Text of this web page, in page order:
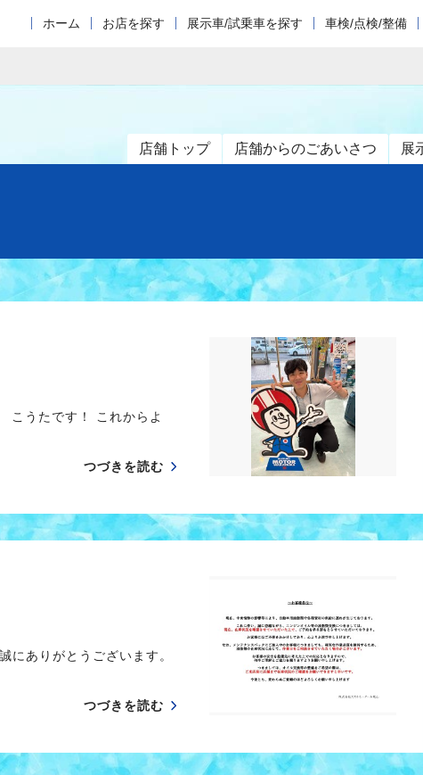
ホーム お店を探す 展示車/試乗車を探す 車検/点検/整備
店舗トップ 店舗からのごあいさつ 展
こうたです！ これからよ
つづきを読む
にありがとうございます。
つづきを読む